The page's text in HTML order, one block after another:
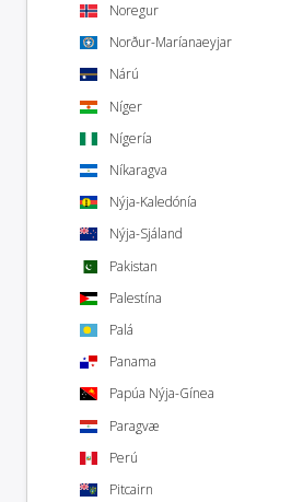
Noregur
Norður-Maríanaeyjar
Nárú
Níger
Nígería
Níkaragva
Nýja-Kaledónía
Nýja-Sjáland
Pakistan
Palestína
Palá
Panama
Papúa Nýja-Gínea
Paragvæ
Perú
Pitcairn